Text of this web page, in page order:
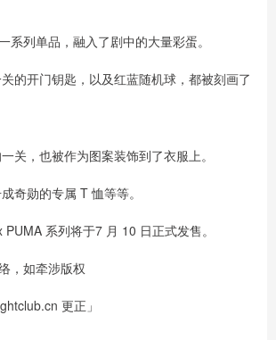
系列单品，融入了剧中的大量彩蛋。
的开门钥匙，以及红蓝随机球，都被刻画了
关，也被作为图案装饰到了衣服上。
奇勋的专属 T 恤等等。
系列将于7 月 10 日正式发售。
，如牵涉版权
更正」